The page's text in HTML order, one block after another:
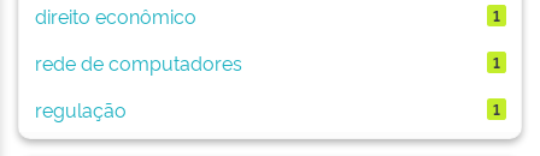
direito econômico 1
rede de computadores 1
regulação 1